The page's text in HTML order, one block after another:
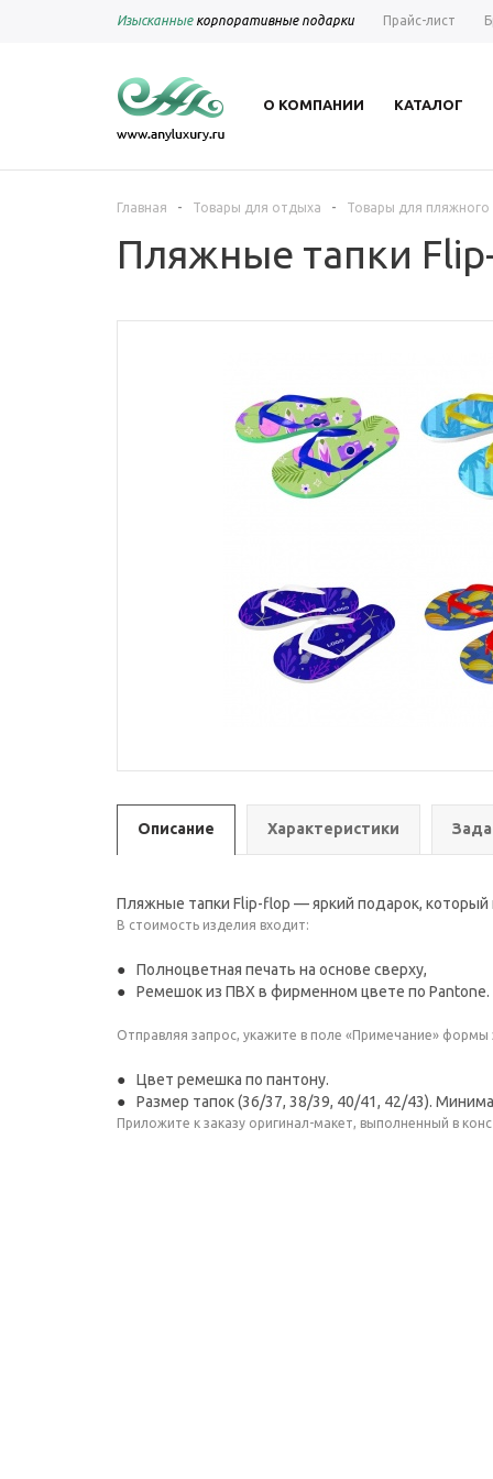
Изысканныекорпоративные подарки Прайс-лист
О КОМПАНИИ КАТАЛОГ
Главная - Товары для отдыха - Товары для
Пляжные тапки
Описание Характеристики
Пляжные тапки Flip-flop — яркий подарок,
В стоимость изделия входит:
Полноцветная печать на основе сверху,
Ремешок из ПВХ в фирменном цвете по Pantone.
Отправляя запрос, укажите в поле «Примечание»
Цвет ремешка по пантону.
Размер тапок (36/37, 38/39, 40/41, 42/43).
Приложите к заказу оригинал-макет, выполненный в